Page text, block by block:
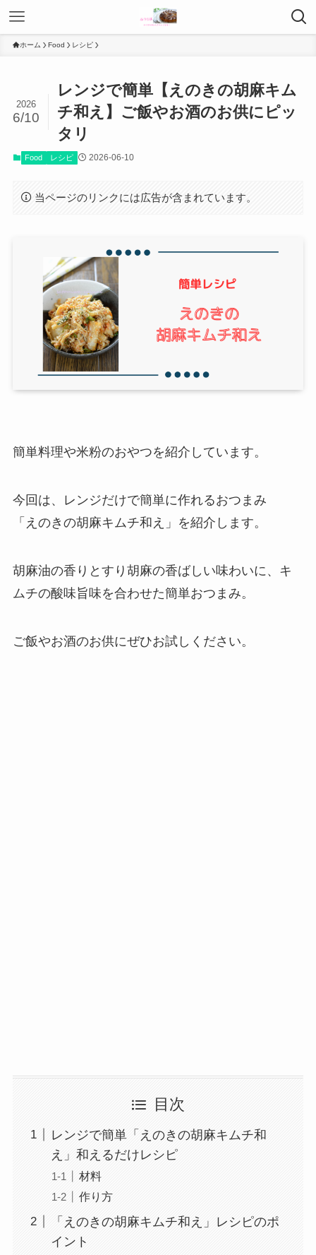
ホーム Food レシピ
レンジで簡単【えのきの胡麻キム
チ和え】ご飯やお酒のお供にピッ
タリ
2026
6/10
Food レシピ 2026-06-10
当ページのリンクには広告が含まれています。
簡単料理や米粉のおやつを紹介しています。
今回は、レンジだけで簡単に作れるおつまみ
「えのきの胡麻キムチ和え」を紹介します。
胡麻油の香りとすり胡麻の香ばしい味わいに、キ
ムチの酸味旨味を合わせた簡単おつまみ。
ご飯やお酒のお供にぜひお試しください。
目次
レンジで簡単「えのきの胡麻キムチ和
え」和えるだけレシピ
材料
作り方
「えのきの胡麻キムチ和え」レシピのポ
イント